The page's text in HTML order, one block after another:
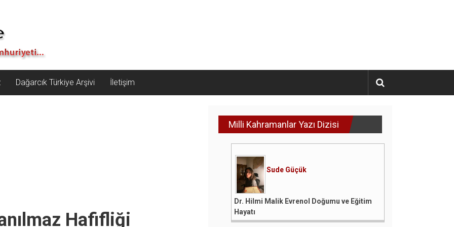
Dağarcık Türkiye Arşivi İletişim
Hafifliği
Milli Kahramanlar Yazı Dizisi
Sude Güçük
Dr. Hilmi Malik Evrenol Doğumu ve Eğitim
Hayatı